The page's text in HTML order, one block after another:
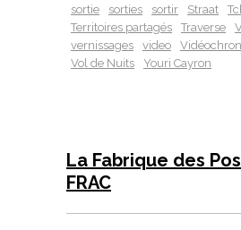
sortie
sorties sortir Straat
Territoires partagés
Traverse
vernissages
video
Vol de Nuits
Youri Cayron
La Fabrique des
FRAC